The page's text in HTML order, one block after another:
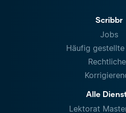
Scribbr
Jobs
Häufig gestellte
Alle
Lektorat